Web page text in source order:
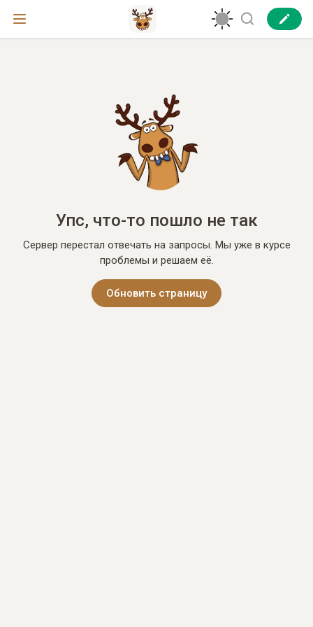
Упс, что-то пошло не так
Сервер перестал отвечать на запросы. Мы уже в курсе
проблемы и решаем её.
Обновить страницу